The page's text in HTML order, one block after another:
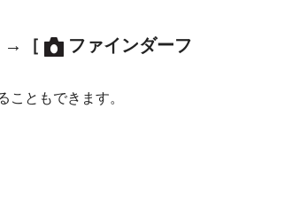
→ ［
ファインダーフ
こともできます。